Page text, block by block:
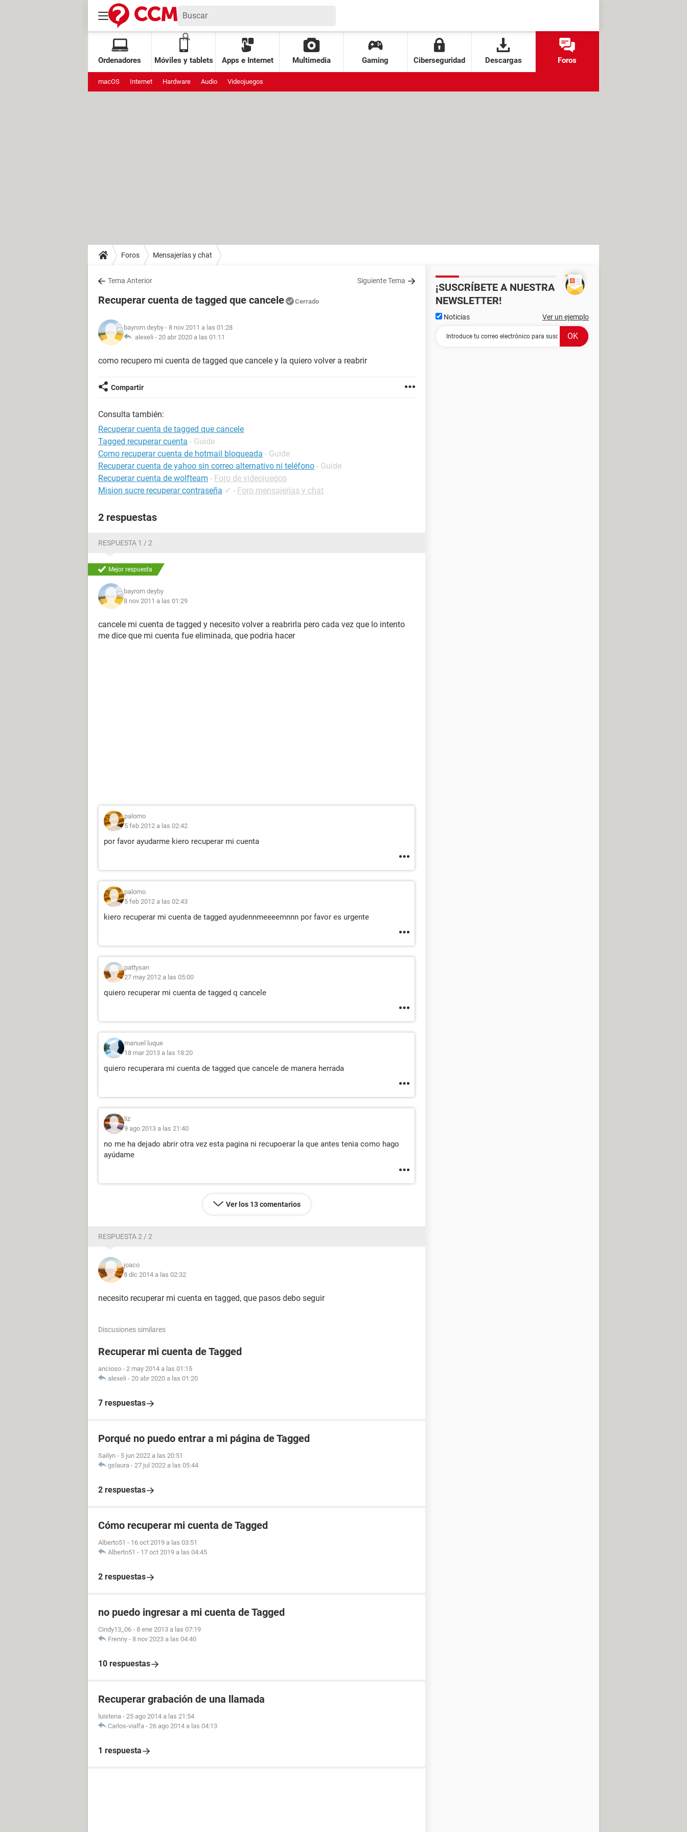
Ordenadores Móviles y tablets Apps e Internet Multimedia Gaming Ciberseguridad Descargas Foros
macOS Internet Hardware Audio Videojuegos
Foros Mensajerías y chat
Tema Anterior Siguiente Tema
Recuperar cuenta de tagged que cancele Cerrado
bayrom deyby - 8 nov 2011 a las 01:28
alexeli - 20 abr 2020 a las 01:11
como recupero mi cuenta de tagged que cancele y la quiero volver a reabrir
Compartir
Consulta también:
Recuperar cuenta de tagged que cancele
Tagged recuperar cuenta - Guide
Como recuperar cuenta de hotmail bloqueada - Guide
Recuperar cuenta de yahoo sin correo alternativo ni teléfono - Guide
Recuperar cuenta de wolfteam - Foro de videojuegos
Mision sucre recuperar contraseña ✓ - Foro mensajerías y chat
2 respuestas
RESPUESTA 1 / 2
Mejor respuesta
bayrom deyby
8 nov 2011 a las 01:29
cancele mi cuenta de tagged y necesito volver a reabrirla pero cada vez que lo intento
me dice que mi cuenta fue eliminada, que podria hacer
palomo
5 feb 2012 a las 02:42
por favor ayudarme kiero recuperar mi cuenta
palomo
5 feb 2012 a las 02:43
kiero recuperar mi cuenta de tagged ayudennmeeeemnnn por favor es urgente
pattysan
27 may 2012 a las 05:00
quiero recuperar mi cuenta de tagged q cancele
manuel luque
18 mar 2013 a las 18:20
quiero recuperara mi cuenta de tagged que cancele de manera herrada
liz
9 ago 2013 a las 21:40
no me ha dejado abrir otra vez esta pagina ni recupoerar la que antes tenia como hago
ayúdame
Ver los 13 comentarios
RESPUESTA 2 / 2
joaco
8 dic 2014 a las 02:32
necesito recuperar mi cuenta en tagged, que pasos debo seguir
Discusiones similares
Recuperar mi cuenta de Tagged
ancioso - 2 may 2014 a las 01:15
alexeli - 20 abr 2020 a las 01:20
7 respuestas
Porqué no puedo entrar a mi página de Tagged
Sailyn - 5 jun 2022 a las 20:51
gslaura - 27 jul 2022 a las 05:44
2 respuestas
Cómo recuperar mi cuenta de Tagged
Alberto51 - 16 oct 2019 a las 03:51
Alberto51 - 17 oct 2019 a las 04:45
2 respuestas
no puedo ingresar a mi cuenta de Tagged
Cindy13_06 - 8 ene 2013 a las 07:19
Frenny - 8 nov 2023 a las 04:40
10 respuestas
Recuperar grabación de una llamada
luistena - 25 ago 2014 a las 21:54
Carlos-vialfa - 26 ago 2014 a las 04:13
1 respuesta
¡SUSCRÍBETE A NUESTRA
NEWSLETTER!
Noticias Ver un ejemplo